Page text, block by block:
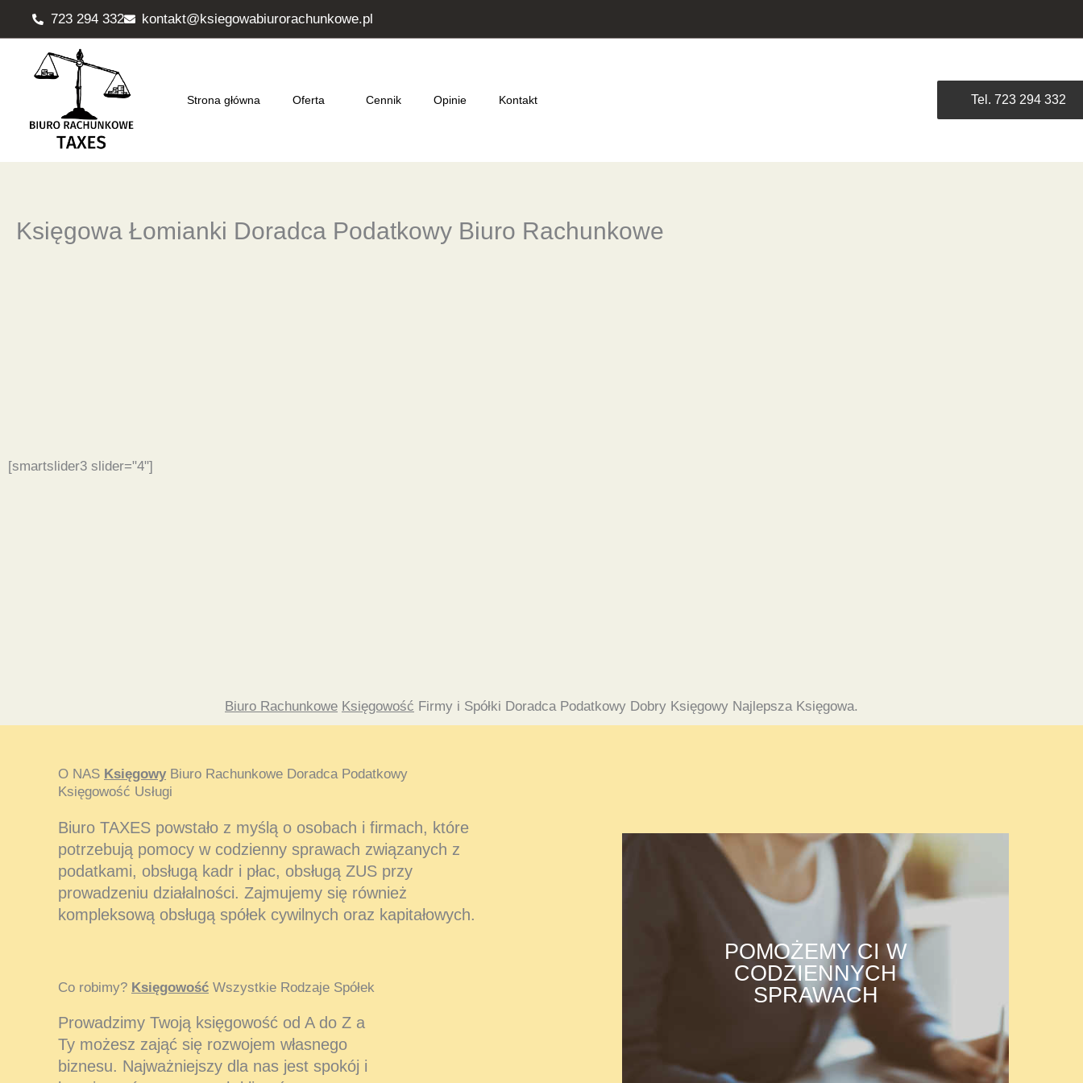
Przejdź
723 294 332 kontakt@ksiegowabiurorachunkowe.pl
Strona główna Oferta Cennik Opinie Kontakt Tel. 723 294 332
Księgowa Łomianki Doradca Podatkowy Biuro Rachunkowe
[smartslider3 slider="4"]
Biuro Rachunkowe Księgowość Firmy i Spółki Doradca Podatkowy Dobry Księgowy Najlepsza Księgowa.
O NAS Księgowy Biuro Rachunkowe Doradca Podatkowy
Księgowość Usługi
Biuro TAXES powstało z myślą o osobach i firmach, które
potrzebują pomocy w codzienny sprawach związanych z
podatkami, obsługą kadr i płac, obsługą ZUS przy
prowadzeniu działalności. Zajmujemy się również
kompleksową obsługą spółek cywilnych oraz kapitałowych.
Co robimy? Księgowość Wszystkie Rodzaje Spółek
Prowadzimy Twoją księgowość od A do Z a
Ty możesz zająć się rozwojem własnego
biznesu. Najważniejszy dla nas jest spokój i
POMOŻEMY CI W
CODZIENNYCH
SPRAWACH